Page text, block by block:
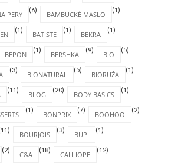
PERY
(6)
BAMBUCKÉ MASLO
(1)
(1)
BATISTE
(1)
BEKRA
(1)
BEPON
(1)
BERSHKA
(9)
BIO
(5)
(3)
BIONATURAL
(5)
BIORUŽA
(1)
(11)
BLOG
(20)
BODY BASICS
(1)
(1)
BONPRIX
(7)
BOOHOO
(2)
BOURJOIS
(3)
BUPI
(1)
(2)
C&A
(18)
CALLIOPE
(12)